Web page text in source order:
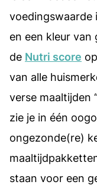
voedingswaarde
en een kleur
de Nutri score
van alle
verse maaltijden
zie je in één
ongezonde(re)
staan voor een